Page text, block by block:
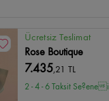
Ücretsiz Teslimat
Rose Boutique
7.435,21 TL
2 - 4 - 6 Taksit Se?enei